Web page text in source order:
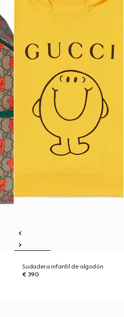
Sudadera infantil de algodón
€ 390